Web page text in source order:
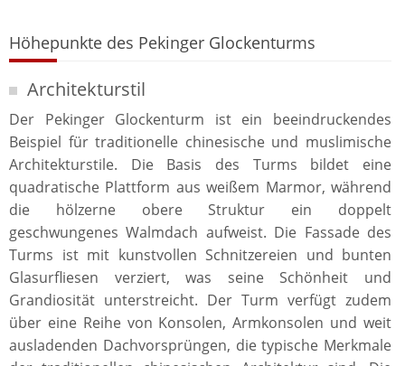
Höhepunkte des Pekinger Glockenturms
Architekturstil
Der Pekinger Glockenturm ist ein beeindruckendes
Beispiel für traditionelle chinesische und muslimische
Architekturstile. Die Basis des Turms bildet eine
quadratische Plattform aus weißem Marmor, während
die hölzerne obere Struktur ein doppelt
geschwungenes Walmdach aufweist. Die Fassade des
Turms ist mit kunstvollen Schnitzereien und bunten
Glasurfliesen verziert, was seine Schönheit und
Grandiosität unterstreicht. Der Turm verfügt zudem
über eine Reihe von Konsolen, Armkonsolen und weit
ausladenden Dachvorsprüngen, die typische Merkmale